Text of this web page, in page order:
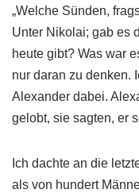
„Welche Sünden,
Unter Nikolai; gab es
heute gibt? Was war
nur daran zu denken.
Alexander dabei.
gelobt, sie sagten, er
Ich dachte an die
als von hundert